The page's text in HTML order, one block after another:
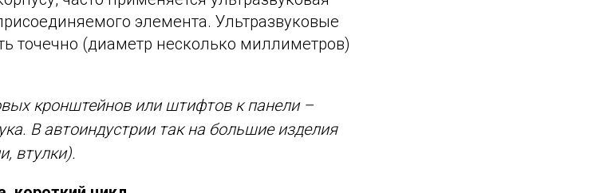
элемента. Ультразвуковые
точечно (диаметр несколько миллиметров)
кронштейнов или штифтов к панели –
В автоиндустрии так на большие изделия
втулки).